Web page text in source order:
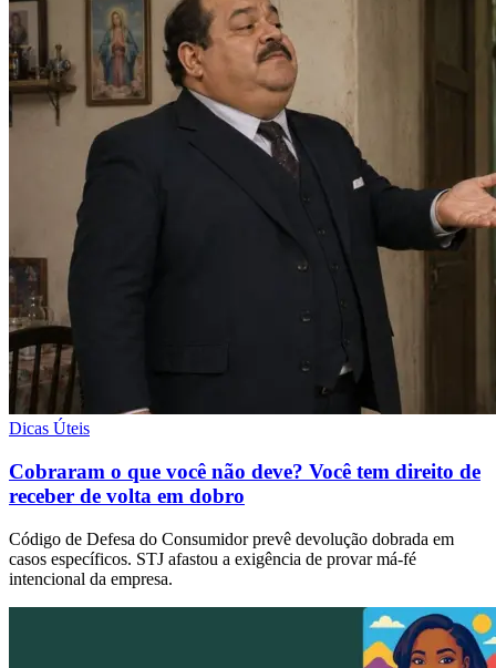
Dicas Úteis
Cobraram o que você não deve? Você tem direito de
receber de volta em dobro
Código de Defesa do Consumidor prevê devolução dobrada em
casos específicos. STJ afastou a exigência de provar má-fé
intencional da empresa.